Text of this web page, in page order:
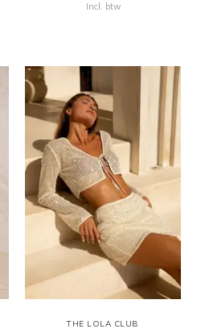
Incl. btw
THE LOLA CLUB